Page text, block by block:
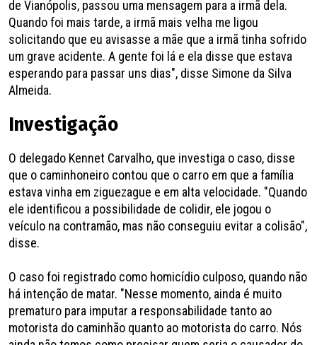
de Vianópolis, passou uma mensagem para a irmã dela.
Quando foi mais tarde, a irmã mais velha me ligou
solicitando que eu avisasse a mãe que a irmã tinha sofrido
um grave acidente. A gente foi lá e ela disse que estava
esperando para passar uns dias", disse Simone da Silva
Almeida.
Investigação
O delegado Kennet Carvalho, que investiga o caso, disse
que o caminhoneiro contou que o carro em que a família
estava vinha em ziguezague e em alta velocidade. "Quando
ele identificou a possibilidade de colidir, ele jogou o
veículo na contramão, mas não conseguiu evitar a colisão",
disse.
O caso foi registrado como homicídio culposo, quando não
há intenção de matar. "Nesse momento, ainda é muito
prematuro para imputar a responsabilidade tanto ao
motorista do caminhão quanto ao motorista do carro. Nós